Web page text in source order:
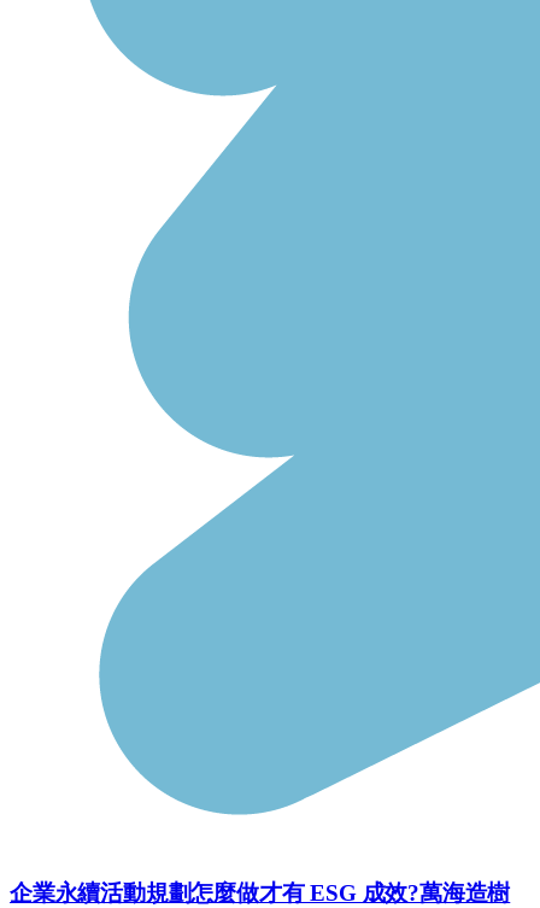
企業永續活動規劃怎麼做才有 ESG 成效?萬海造樹